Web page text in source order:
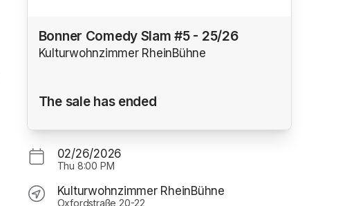
Bonner Comedy Slam #5 - 25/26
Kulturwohnzimmer RheinBühne
The sale has ended
02/26/2026
Thu 8:00 PM
Kulturwohnzimmer RheinBühne
Oxfordstraße 20-22